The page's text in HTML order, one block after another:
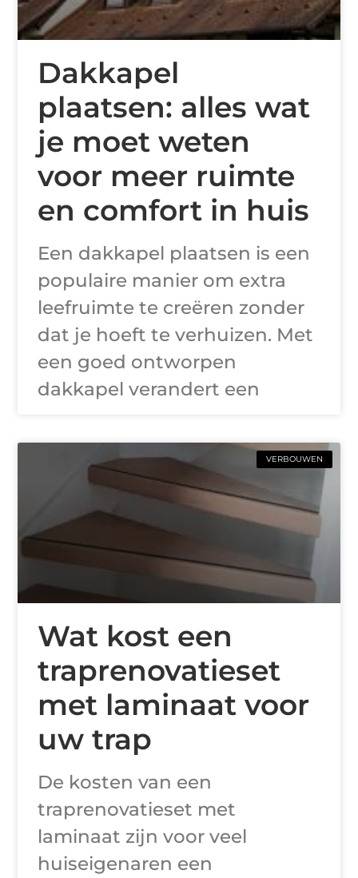
Dakkapel
plaatsen: alles wat
je moet weten
voor meer ruimte
en comfort in huis
Een dakkapel plaatsen is een
populaire manier om extra
leefruimte te creëren zonder
dat je hoeft te verhuizen. Met
een goed ontworpen
dakkapel verandert een
VERBOUWEN
Wat kost een
traprenovatieset
met laminaat voor
uw trap
De kosten van een
traprenovatieset met
laminaat zijn voor veel
huiseigenaren een